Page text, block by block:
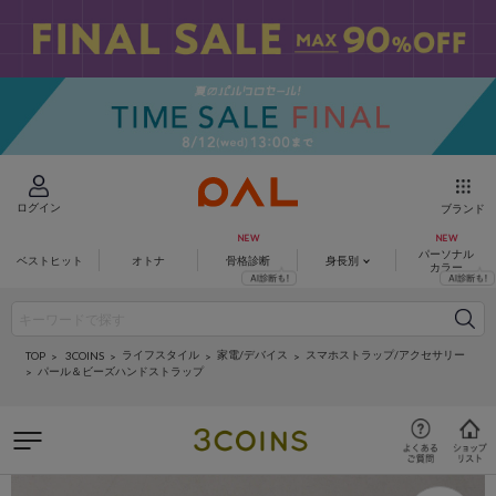
ログイン ブランド
ベストヒット オトナ 骨格診断 身長別
パーソナル
カラー
TOP 3COINS ライフスタイル 家電/デバイス
スマホストラップ/アクセサリー
パール＆ビーズハンドストラップ